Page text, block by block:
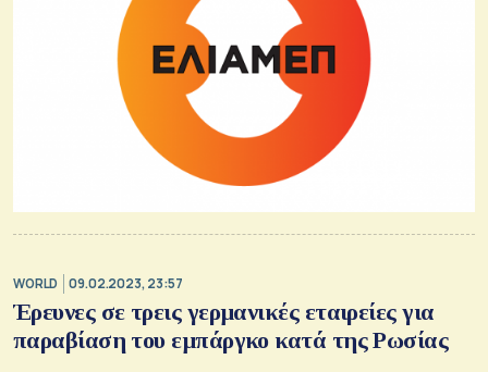
WORLD 09.02.2023, 23:57
Έρευνες σε τρεις γερμανικές εταιρείες για
παραβίαση του εμπάργκο κατά της Ρωσίας